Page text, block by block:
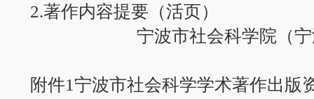
2.著作内容提要（活页）
宁波市社会科学院（
附件1宁波市社会科学学术著作出版